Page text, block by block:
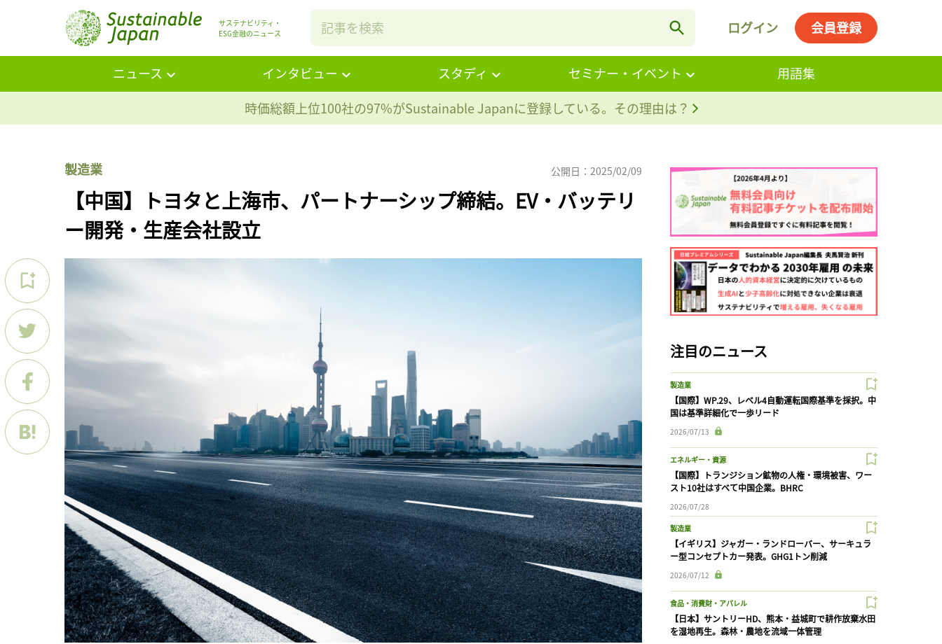
サステナビリティ・
ESG金融のニュース
ログイン 会員登録
ニュース インタビュー スタディ セミナー・イベント
用語集
時価総額上位100社の97%がSustainable Japanに登録している。その理由は？
製造業 公開日：2025/02/09
【中国】トヨタと上海市、パートナーシップ締結。EV・バッテリ
ー開発・生産会社設立
注目のニュース
製造業
【国際】WP.29、レベル4自動運転国際基準を採択。中
国は基準詳細化で一歩リード
2026/07/13
エネルギー・資源
【国際】トランジション鉱物の人権・環境被害、ワー
スト10社はすべて中国企業。BHRC
2026/07/28
製造業
【イギリス】ジャガー・ランドローバー、サーキュラ
ー型コンセプトカー発表。GHG1トン削減
2026/07/12
食品・消費財・アパレル
【日本】サントリーHD、熊本・益城町で耕作放棄水田
を湿地再生。森林・農地を流域一体管理